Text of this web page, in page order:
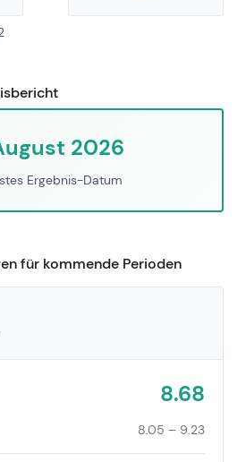
2026
Ergebnis-Datum
für kommende Perioden
8.68
8.05 – 9.23